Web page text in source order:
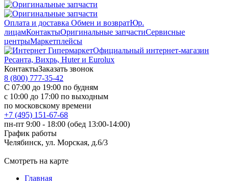
Оплата и доставка Обмен и возвратЮр.
лицамКонтактыОригинальные запчастиСервисные
центрыМаркетплейсы
Официальный интернет-магазин
Ресанта, Вихрь, Huter и Eurolux
КонтактыЗаказать звонок
8 (800) 777-35-42
С 07:00 до 19:00 по будням
с 10:00 до 17:00 по выходным
по московскому времени
+7 (495) 151-67-68
пн-пт 9:00 - 18:00 (обед 13:00-14:00)
График работы
Челябинск, ул. Морская, д.6/3
Смотреть на карте
Главная